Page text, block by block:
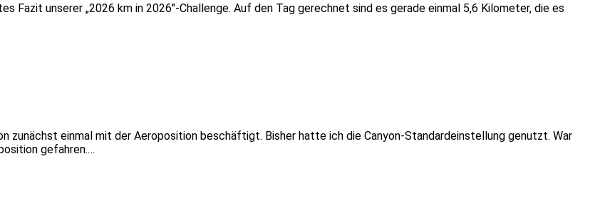
Fazit unserer „2026 km in 2026″-Challenge. Auf den Tag gerechnet sind es gerade einmal 5,6 Kilometer, die es
zunächst einmal mit der Aeroposition beschäftigt. Bisher hatte ich die Canyon-Standardeinstellung genutzt. War
gefahren.…